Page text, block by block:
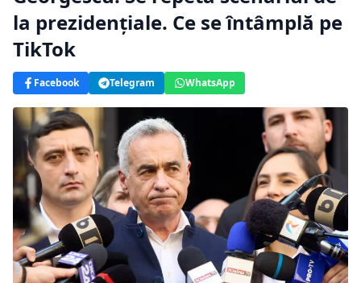
la prezidențiale. Ce se întâmplă pe
TikTok
Facebook Telegram WhatsApp